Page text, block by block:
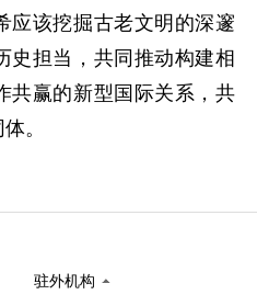
应该挖掘古老文明的深邃
史担当，共同推动构建相
共赢的新型国际关系，共
。
驻外机构